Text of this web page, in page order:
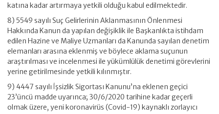
katına kadar artırmaya yetkili olduğu kabul edilmektedir.
8) 5549 sayılı Suç Gelirlerinin Aklanmasının Önlenmesi
Hakkında Kanun da yapılan değişiklik ile Başkanlıkta istihdam
edilen Hazine ve Maliye Uzmanları da Kanunda sayılan denetim
elemanları arasına eklenmiş ve böylece aklama suçunun
araştırılması ve incelenmesi ile yükümlülük denetimi görevlerini
yerine getirilmesinde yetkili kılınmıştır.
9) 4447 sayılı İşsizlik Sigortası Kanunu’na eklenen geçici
23’üncü madde uyarınca; 30/6/2020 tarihine kadar geçerli
olmak üzere, yeni koronavirüs (Covid-19) kaynaklı zorlayıcı